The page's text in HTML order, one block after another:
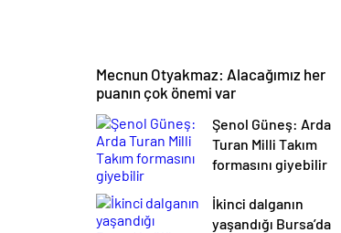
Mecnun Otyakmaz: Alacağımız her
puanın çok önemi var
Şenol Güneş: Arda
Turan Milli Takım
formasını giyebilir
İkinci dalganın
yaşandığı Bursa’da